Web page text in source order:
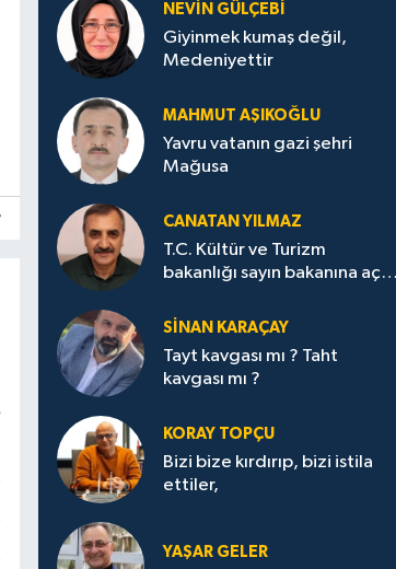
NEVİN GÜLÇEBİ
Giyinmek kumaş değil,
Medeniyettir
MAHMUT AŞIKOĞLU
Yavru vatanın gazi şehri
Mağusa
CANATAN YILMAZ
T.C. Kültür ve Turizm
bakanlığı sayın bakanına açık
SİNAN KARAÇAY
Tayt kavgası mı ? Taht
kavgası mı ?
KORAY TOPÇU
Bizi bize kırdırıp, bizi istila
ettiler,
YAŞAR GELER